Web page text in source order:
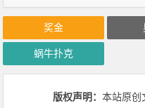
奖金
蜗牛扑克
版权声明：本站原创